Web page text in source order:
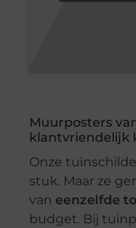
Muurposters
klantvriendelijk
Onze
stuk. Maar ze
van eenzelfde
budget. Bij